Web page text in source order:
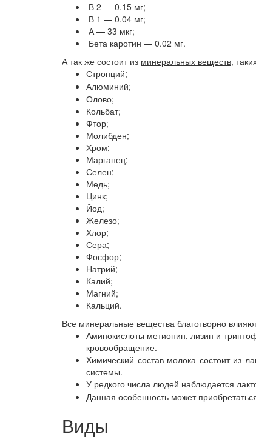
В 2 — 0.15 мг;
В 1 — 0.04 мг;
А — 33 мкг;
Бета каротин — 0.02 мг.
А так же состоит из минеральных веществ,
Стронций;
Алюминий;
Олово;
Кольбат;
Фтор;
Молибден;
Хром;
Марганец;
Селен;
Медь;
Цинк;
Йод;
Железо;
Хлор;
Сера;
Фосфор;
Натрий;
Калий;
Магний;
Кальций.
Все минеральные вещества благотворно
Аминокислоты метионин, лизин и
кровообращение.
Химический составмолока состоит из
системы.
У редкого числа людей наблюдается
Данная особенность может
Виды